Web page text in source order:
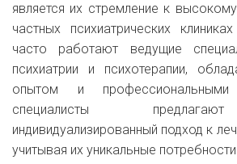
является их стремление к
частных психиатрических
часто работают ведущие
психиатрии и психотерапии,
опытом и
специалисты
индивидуализированный подход к
учитывая их уникальные